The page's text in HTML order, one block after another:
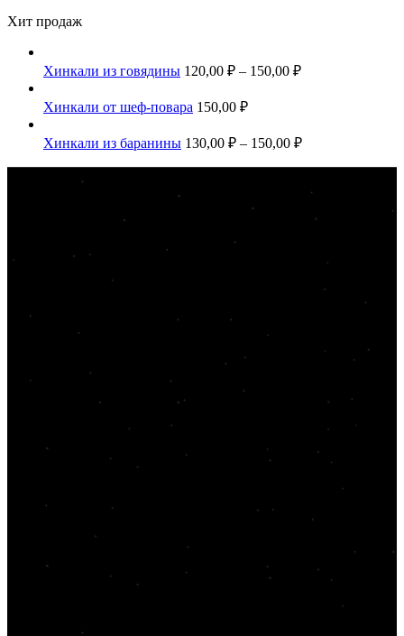
Хит продаж
Хинкали из говядины 120,00 ₽ – 150,00 ₽
Хинкали от шеф-повара 150,00 ₽
Хинкали из баранины 130,00 ₽ – 150,00 ₽